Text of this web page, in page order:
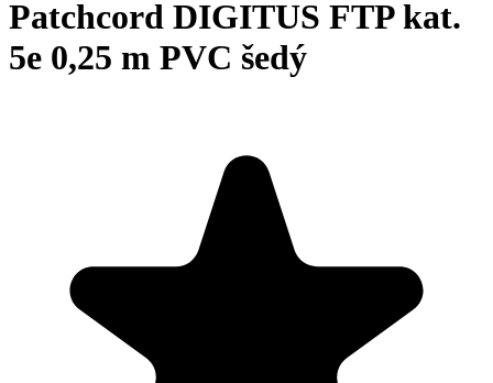
Patchcord DIGITUS FTP kat.
5e 0,25 m PVC šedý